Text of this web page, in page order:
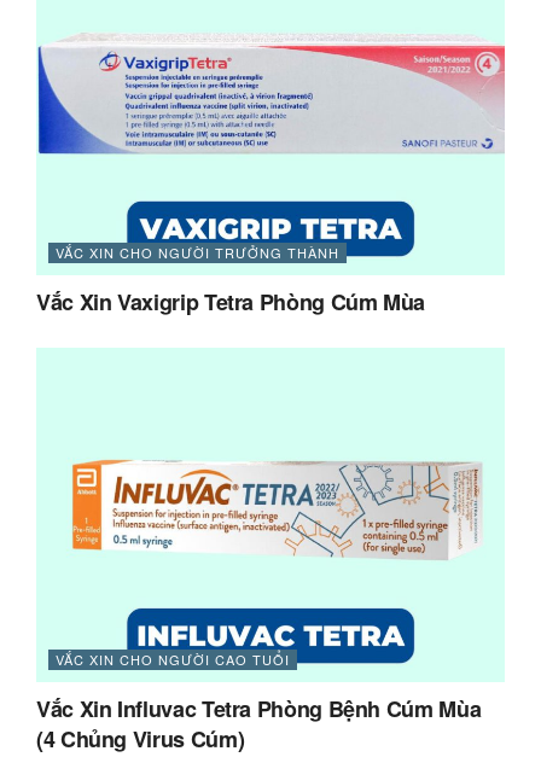
VẮC XIN CHO NGƯỜI TRƯỞNG THÀNH
Vắc Xin Vaxigrip Tetra Phòng Cúm Mùa
VẮC XIN CHO NGƯỜI CAO TUỔI
Vắc Xin Influvac Tetra Phòng Bệnh Cúm Mùa
(4 Chủng Virus Cúm)